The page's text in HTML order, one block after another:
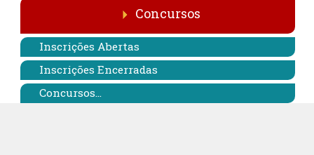
Concursos
Inscrições Abertas
Inscrições Encerradas
Concursos...